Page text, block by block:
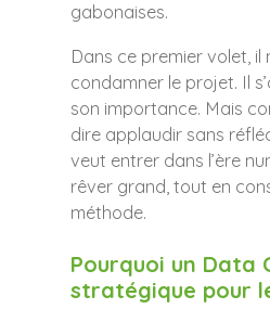
gabonaises.
Dans ce premier volet, il
condamner le projet. Il
son importance. Mais
dire applaudir sans
veut entrer dans l’ère
rêver grand, tout en
méthode.
Pourquoi un Data
stratégique pour